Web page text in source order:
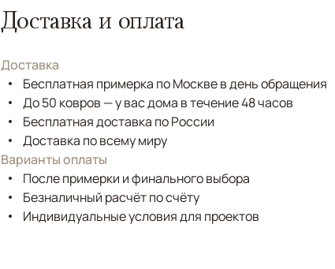
Доставка и оплата
Доставка
Бесплатная примерка по Москве в день обращения
До 50 ковров — у вас дома в течение 48 часов
Бесплатная доставка по России
Доставка по всему миру
Варианты оплаты
После примерки и финального выбора
Безналичный расчёт по счёту
Индивидуальные условия для проектов